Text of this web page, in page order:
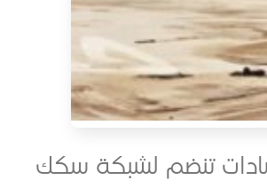
لشبكة سكك